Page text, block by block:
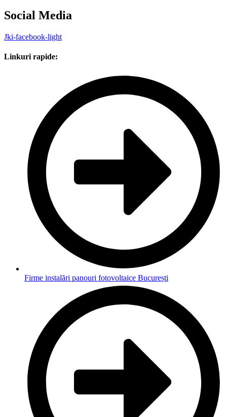
Social Media
Jki-facebook-light
Linkuri rapide:
Firme instalări panouri fotovoltaice București